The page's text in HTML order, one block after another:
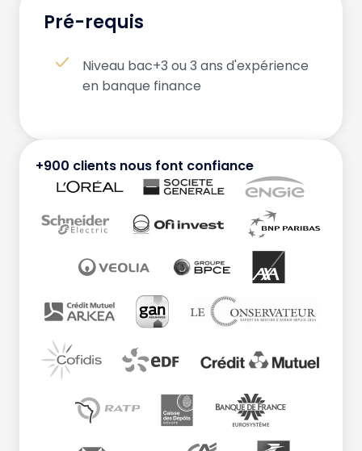
Pré-requis
Niveau bac+3 ou 3 ans d'expérience
en banque finance
+900 clients nous font confiance